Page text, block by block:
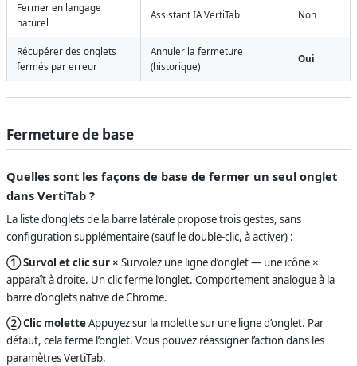
Fermer en langage
naturel
Assistant IA VertiTab Non
Récupérer des onglets
fermés par erreur
Annuler la fermeture
(historique)
Oui
Fermeture de base
Quelles sont les façons de base de fermer un seul onglet
dans VertiTab ?
La liste d’onglets de la barre latérale propose trois gestes, sans
configuration supplémentaire (sauf le double-clic, à activer) :
① Survol et clic sur × Survolez une ligne d’onglet — une icône ×
apparaît à droite. Un clic ferme l’onglet. Comportement analogue à la
barre d’onglets native de Chrome.
② Clic moletteAppuyez sur la molette sur une ligne d’onglet. Par
défaut, cela ferme l’onglet. Vous pouvez réassigner l’action dans les
paramètres VertiTab.